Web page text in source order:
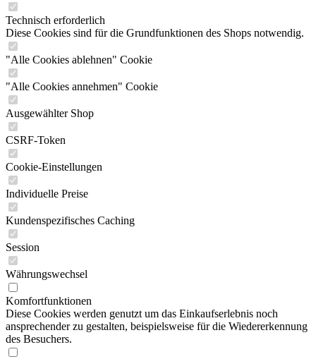
Technisch erforderlich
Diese Cookies sind für die Grundfunktionen des Shops notwendig.
"Alle Cookies ablehnen" Cookie
"Alle Cookies annehmen" Cookie
Ausgewählter Shop
CSRF-Token
Cookie-Einstellungen
Individuelle Preise
Kundenspezifisches Caching
Session
Währungswechsel
Komfortfunktionen
Diese Cookies werden genutzt um das Einkaufserlebnis noch
ansprechender zu gestalten, beispielsweise für die Wiedererkennung
des Besuchers.